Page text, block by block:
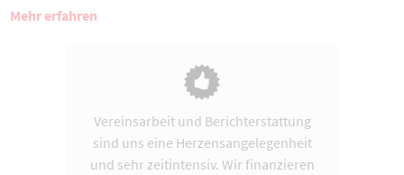
Mehr erfahren
Vereinsarbeit und Berichterstattung
sind uns eine Herzensangelegenheit
und sehr zeitintensiv. Wir finanzieren